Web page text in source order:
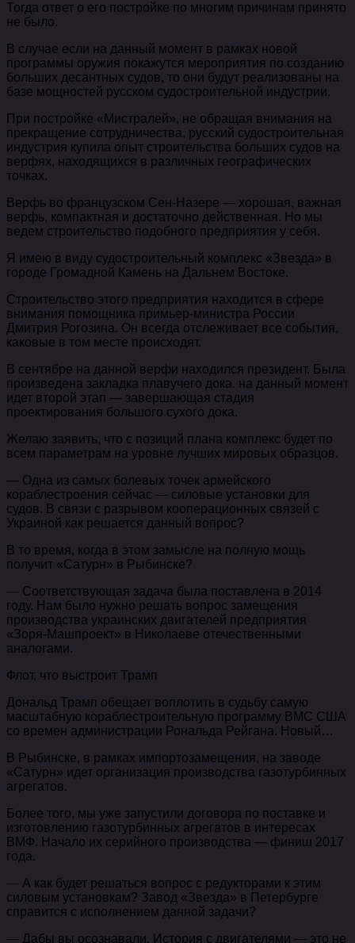
Тогда ответ о его постройке по многим причинам принято
не было.
В случае если на данный момент в рамках новой
программы оружия покажутся мероприятия по созданию
больших десантных судов, то они будут реализованы на
базе мощностей русском судостроительной индустрии.
При постройке «Мистралей», не обращая внимания на
прекращение сотрудничества, русский судостроительная
индустрия купила опыт строительства больших судов на
верфях, находящихся в различных географических
точках.
Верфь во французском Сен-Назере — хорошая, важная
верфь, компактная и достаточно действенная. Но мы
ведем строительство подобного предприятия у себя.
Я имею в виду судостроительный комплекс «Звезда» в
городе Громадной Камень на Дальнем Востоке.
Строительство этого предприятия находится в сфере
внимания помощника примьер-министра России
Дмитрия Рогозина. Он всегда отслеживает все события,
каковые в том месте происходят.
В сентябре на данной верфи находился президент. Была
произведена закладка плавучего дока. на данный момент
идет второй этап — завершающая стадия
проектирования большого сухого дока.
Желаю заявить, что с позиций плана комплекс будет по
всем параметрам на уровне лучших мировых образцов.
— Одна из самых болевых точек армейского
кораблестроения сейчас — силовые установки для
судов. В связи с разрывом кооперационных связей с
Украиной как решается данный вопрос?
В то время, когда в этом замысле на полную мощь
получит «Сатурн» в Рыбинске?
— Соответствующая задача была поставлена в 2014
году. Нам было нужно решать вопрос замещения
производства украинских двигателей предприятия
«Зоря-Машпроект» в Николаеве отечественными
аналогами.
Флот, что выстроит Трамп
Дональд Трамп обещает воплотить в судьбу самую
масштабную кораблестроительную программу ВМС США
со времен администрации Рональда Рейгана. Новый…
В Рыбинске, в рамках импортозамещения, на заводе
«Сатурн» идет организация производства газотурбинных
агрегатов.
Более того, мы уже запустили договора по поставке и
изготовлению газотурбинных агрегатов в интересах
ВМФ. Начало их серийного производства — финиш 2017
года.
— А как будет решаться вопрос с редукторами к этим
силовым установкам? Завод «Звезда» в Петербурге
справится с исполнением данной задачи?
— Дабы вы осознавали. История с двигателями — это не